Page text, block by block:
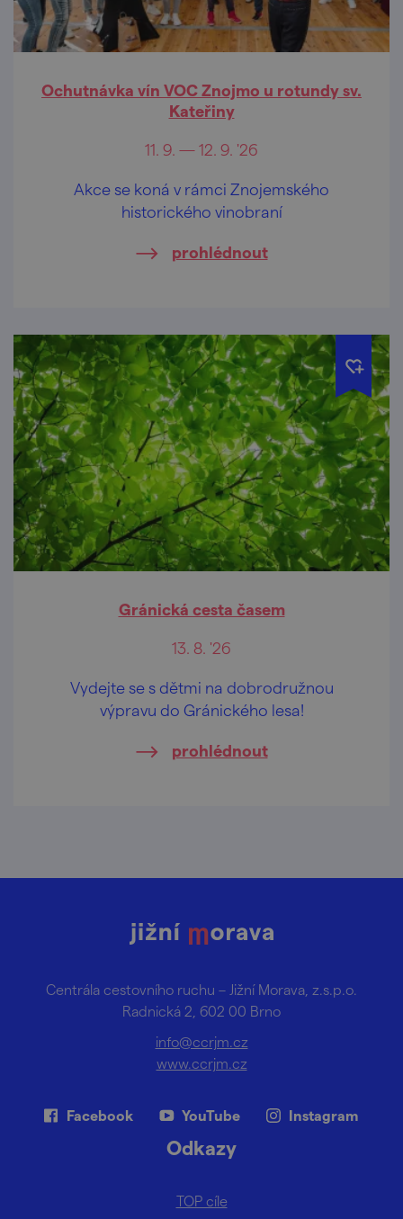
Ochutnávka vín VOC Znojmo u rotundy sv.
Kateřiny
11. 9. — 12. 9. '26
Akce se koná v rámci Znojemského
historického vinobraní
prohlédnout
Gránická cesta časem
13. 8. '26
Vydejte se s dětmi na dobrodružnou
výpravu do Gránického lesa!
prohlédnout
Centrála cestovního ruchu – Jižní Morava, z.s.p.o.
Radnická 2, 602 00 Brno
info@ccrjm.cz
www.ccrjm.cz
Facebook YouTube Instagram
Odkazy
TOP cíle